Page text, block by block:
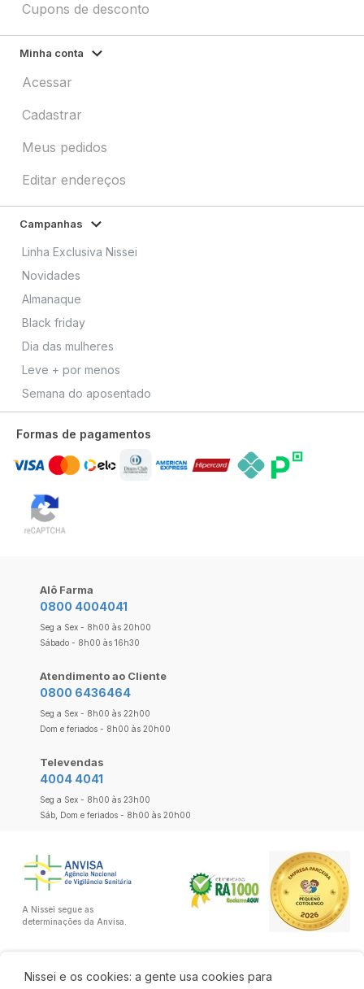
Nissei e os cookies: a gente usa cookies para
Cupons de desconto
Minha conta
Acessar
Cadastrar
Meus pedidos
Editar endereços
Campanhas
Linha Exclusiva Nissei
Novidades
Almanaque
Black friday
Dia das mulheres
Leve + por menos
Semana do aposentado
Formas de pagamentos
Alô Farma
0800 4004041
Seg a Sex - 8h00 às 20h00
Sábado - 8h00 às 16h30
Atendimento ao Cliente
0800 6436464
Seg a Sex - 8h00 às 22h00
Dom e feriados - 8h00 às 20h00
Televendas
4004 4041
Seg a Sex - 8h00 às 23h00
Sáb, Dom e feriados - 8h00 às 20h00
A Nissei segue as
determinações da Anvisa.